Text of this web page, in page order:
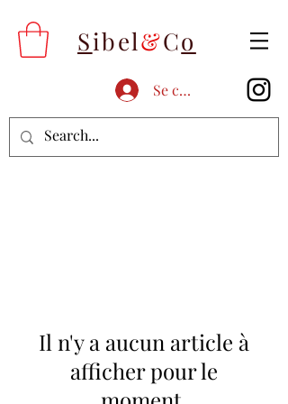
Sibel&Co
Se connecter
Il n'y a aucun article à
afficher pour le